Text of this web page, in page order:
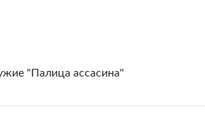
"Палица ассасина"